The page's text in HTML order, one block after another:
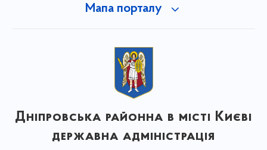
Мапа порталу
Дніпровська районна в місті Києві
державна адміністрація